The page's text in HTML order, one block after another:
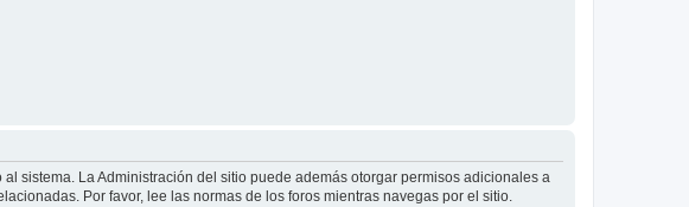
sistema. La Administración del sitio puede además otorgar permisos adicionales a
Por favor, lee las normas de los foros mientras navegas por el sitio.